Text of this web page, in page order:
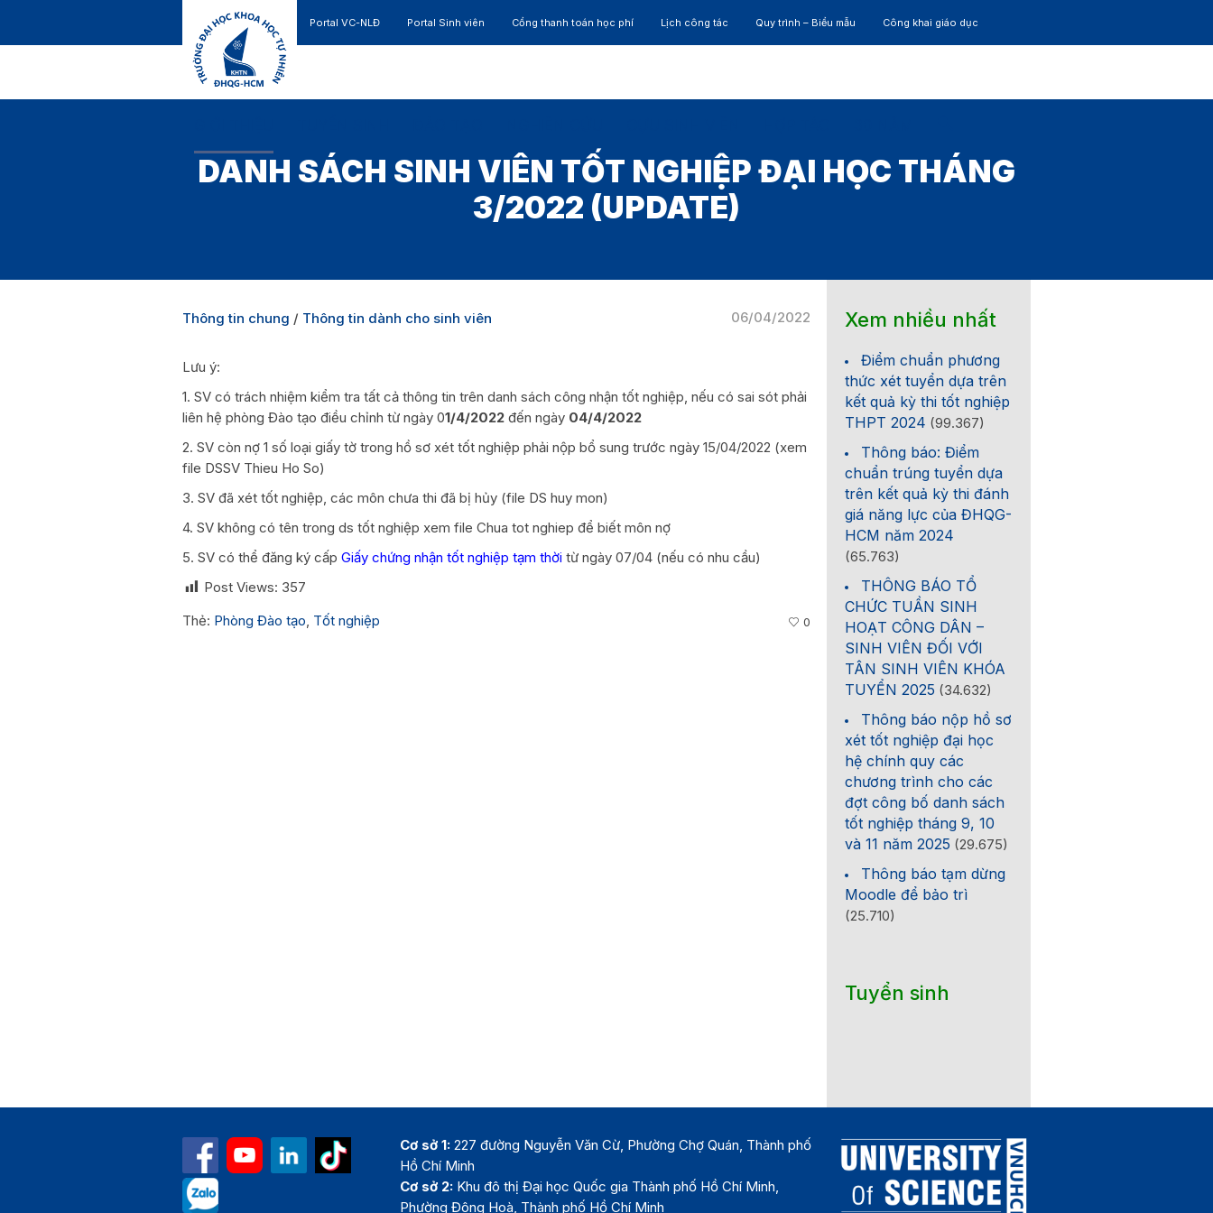
Portal VC-NLĐ Portal Sinh viên Cổng thanh toán học phí Lịch công tác Quy trình – Biểu mẫu Công khai giáo dục
DANH SÁCH SINH VIÊN TỐT NGHIỆP ĐẠI HỌC THÁNG
3/2022 (UPDATE)
06/04/2022
Thông tin chung / Thông tin dành cho sinh viên
Lưu ý:
1. SV có trách nhiệm kiểm tra tất cả thông tin trên danh sách công nhận tốt nghiệp, nếu có sai sót phải
liên hệ phòng Đào tạo điều chỉnh từ ngày 01/4/2022 đến ngày 04/4/2022
2. SV còn nợ 1 số loại giấy tờ trong hồ sơ xét tốt nghiệp phải nộp bổ sung trước ngày 15/04/2022 (xem
file DSSV Thieu Ho So)
3. SV đã xét tốt nghiệp, các môn chưa thi đã bị hủy (file DS huy mon)
4. SV không có tên trong ds tốt nghiệp xem file Chua tot nghiep để biết môn nợ
5. SV có thể đăng ký cấp Giấy chứng nhận tốt nghiệp tạm thời từ ngày 07/04 (nếu có nhu cầu)
Post Views: 357
Thẻ: Phòng Đào tạo, Tốt nghiệp 0
Xem nhiều nhất
Điểm chuẩn phương
thức xét tuyển dựa trên
kết quả kỳ thi tốt nghiệp
THPT 2024 (99.367)
Thông báo: Điểm
chuẩn trúng tuyển dựa
trên kết quả kỳ thi đánh
giá năng lực của ĐHQG-
HCM năm 2024
(65.763)
THÔNG BÁO TỔ
CHỨC TUẦN SINH
HOẠT CÔNG DÂN –
SINH VIÊN ĐỐI VỚI
TÂN SINH VIÊN KHÓA
TUYỂN 2025 (34.632)
Thông báo nộp hồ sơ
xét tốt nghiệp đại học
hệ chính quy các
chương trình cho các
đợt công bố danh sách
tốt nghiệp tháng 9, 10
và 11 năm 2025 (29.675)
Thông báo tạm dừng
Moodle để bảo trì
(25.710)
Tuyển sinh
Cơ sở 1: 227 đường Nguyễn Văn Cừ, Phường Chợ Quán, Thành phố
Hồ Chí Minh
Cơ sở 2: Khu đô thị Đại học Quốc gia Thành phố Hồ Chí Minh,
Phường Đông Hoà, Thành phố Hồ Chí Minh